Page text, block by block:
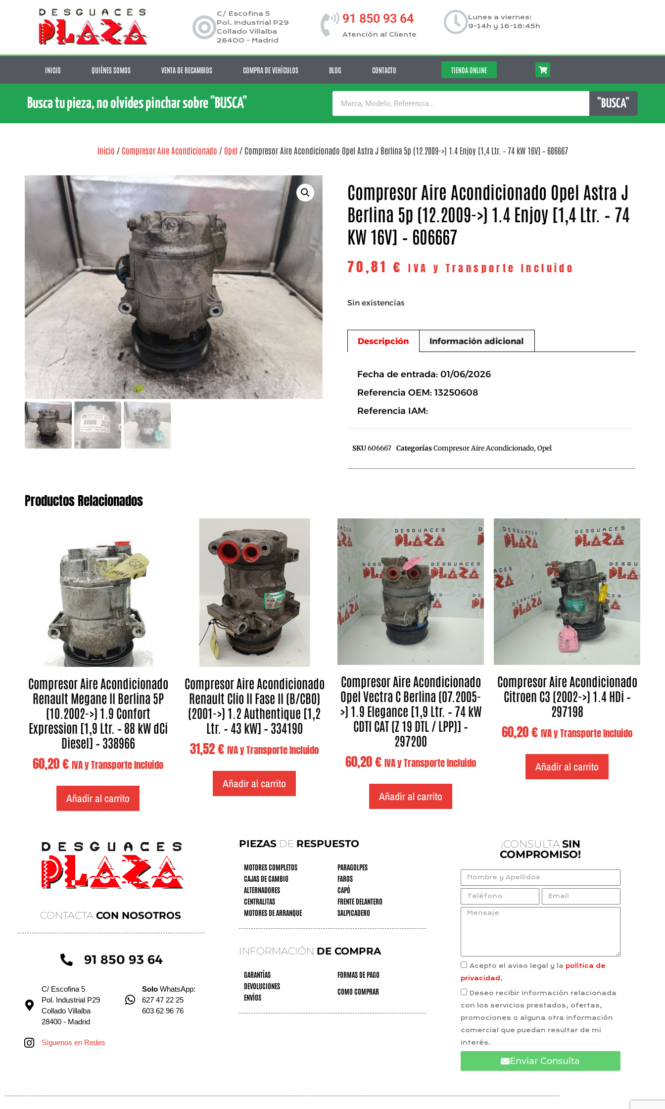
C/ Escofina 5
Pol. Industrial P29
Collado Villalba
28400 - Madrid
91 850 93 64
Atención al Cliente
Lunes a viernes:
9-14h y 16-18:45h
INICIO QUIÉNES SOMOS VENTA DE RECAMBIOS COMPRA DE VEHÍCULOS BLOG CONTACTO TIENDA ONLINE
Busca tu pieza, no olvides pinchar sobre "BUSCA" "BUSCA"
Inicio / Compresor Aire Acondicionado / Opel / Compresor Aire Acondicionado Opel Astra J Berlina 5p (12.2009->) 1.4 Enjoy [1,4 Ltr. – 74 kW 16V] – 606667
Compresor Aire Acondicionado Opel Astra J
Berlina 5p (12.2009->) 1.4 Enjoy [1,4 Ltr. – 74
KW 16V] – 606667
70,81€ IVA y Transporte Incluido
Sin existencias
Descripción Información adicional
Fecha de entrada: 01/06/2026
Referencia OEM: 13250608
Referencia IAM:
SKU606667 CategoríasCompresor Aire Acondicionado, Opel
Productos Relacionados
Compresor Aire Acondicionado
Renault Megane II Berlina 5P
(10.2002->) 1.9 Confort
Expression [1,9 Ltr. – 88 kW dCi
Diesel] – 338966
60,20€ IVA y Transporte Incluido
Añadir al carrito
Compresor Aire Acondicionado
Renault Clio II Fase II (B/CB0)
(2001->) 1.2 Authentique [1,2
Ltr. – 43 kW] – 334190
31,52€ IVA y Transporte Incluido
Añadir al carrito
Compresor Aire Acondicionado
Opel Vectra C Berlina (07.2005-
>) 1.9 Elegance [1,9 Ltr. – 74 kW
CDTI CAT (Z 19 DTL / LPP)] –
297200
60,20€ IVA y Transporte Incluido
Añadir al carrito
Compresor Aire Acondicionado
Citroen C3 (2002->) 1.4 HDi –
297198
60,20€ IVA y Transporte Incluido
Añadir al carrito
CONTACTACON NOSOTROS
91 850 93 64
C/ Escofina 5
Pol. Industrial P29
Collado Villalba
28400 - Madrid
Solo WhatsApp:
627 47 22 25
603 62 96 76
Síguenos en Redes
PIEZASDE RESPUESTO
MOTORES COMPLETOS
CAJAS DE CAMBIO
ALTERNADORES
CENTRALITAS
MOTORES DE ARRANQUE
PARAGOLPES
FAROS
CAPÓ
FRENTE DELANTERO
SALPICADERO
INFORMACIÓN DE COMPRA
GARANTÍAS
DEVOLUCIONES
ENVÍOS
FORMAS DE PAGO
COMO COMPRAR
¡CONSULTA SIN
COMPROMISO!
Acepto el aviso legal y la política de
privacidad.
Deseo recibir información relacionada
con los servicios prestados, ofertas,
promociones o alguna otra información
comercial que puedan resultar de mi
interés.
Enviar Consulta